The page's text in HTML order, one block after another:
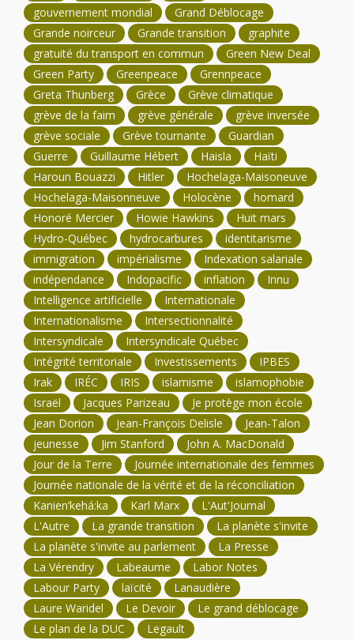
gouvernement mondial
Grand Déblocage
Grande noirceur
Grande transition
graphite
gratuité du transport en commun
Green New Deal
Green Party
Greenpeace
Grennpeace
Greta Thunberg
Grèce
Grève climatique
grève de la faim
grève générale
grève inversée
grève sociale
Grève tournante
Guardian
Guerre
Guillaume Hébert Haisla
Haïti
Haroun Bouazzi
Hitler
Hochelaga-Maisoneuve
Hochelaga-Maisonneuve
Holocène
homard
Honoré Mercier
Howie Hawkins
Huit mars
Hydro-Québec
hydrocarbures
identitarisme
immigration
impérialisme
Indexation salariale
indépendance
Indopacific inflation
Innu
Intelligence artificielle
Internationale
Internationalisme
Intersectionnalité
Intersyndicale
Intersyndicale Québec
Intégrité territoriale
Investissements
IPBES
Irak
IRÉC IRIS islamisme
islamophobie
Israël
Jacques Parizeau
Je protège mon école
Jean Dorion
Jean-François Delisle
Jean-Talon
jeunesse
Jim Stanford
John A. MacDonald
Jour de la Terre
Journée internationale des femmes
Journée nationale de la vérité et de la réconciliation
Kanien’kehá:ka
Karl Marx
L'Aut'Journal
L'Autre
La grande transition
La planète s'invite
La planète s'invite au parlement
La Presse
La Vérendry
Labeaume
Labor Notes
Labour Party
laïcité
Lanaudière
Laure Waridel
Le Devoir
Le grand déblocage
Le plan de la DUC
Legault